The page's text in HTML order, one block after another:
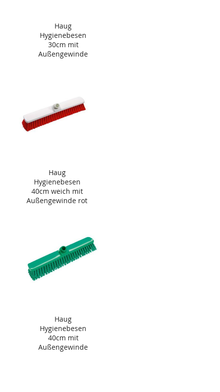
Haug
Hygienebesen
30cm mit
Außengewinde
Haug
Hygienebesen
40cm weich mit
Außengewinde rot
Haug
Hygienebesen
40cm mit
Außengewinde